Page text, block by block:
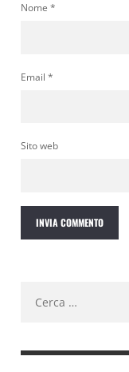
Nome *
Email *
Sito web
per: